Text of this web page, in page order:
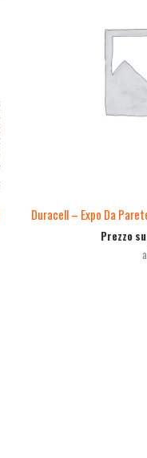
Duracell – Expo Da
Prezzo